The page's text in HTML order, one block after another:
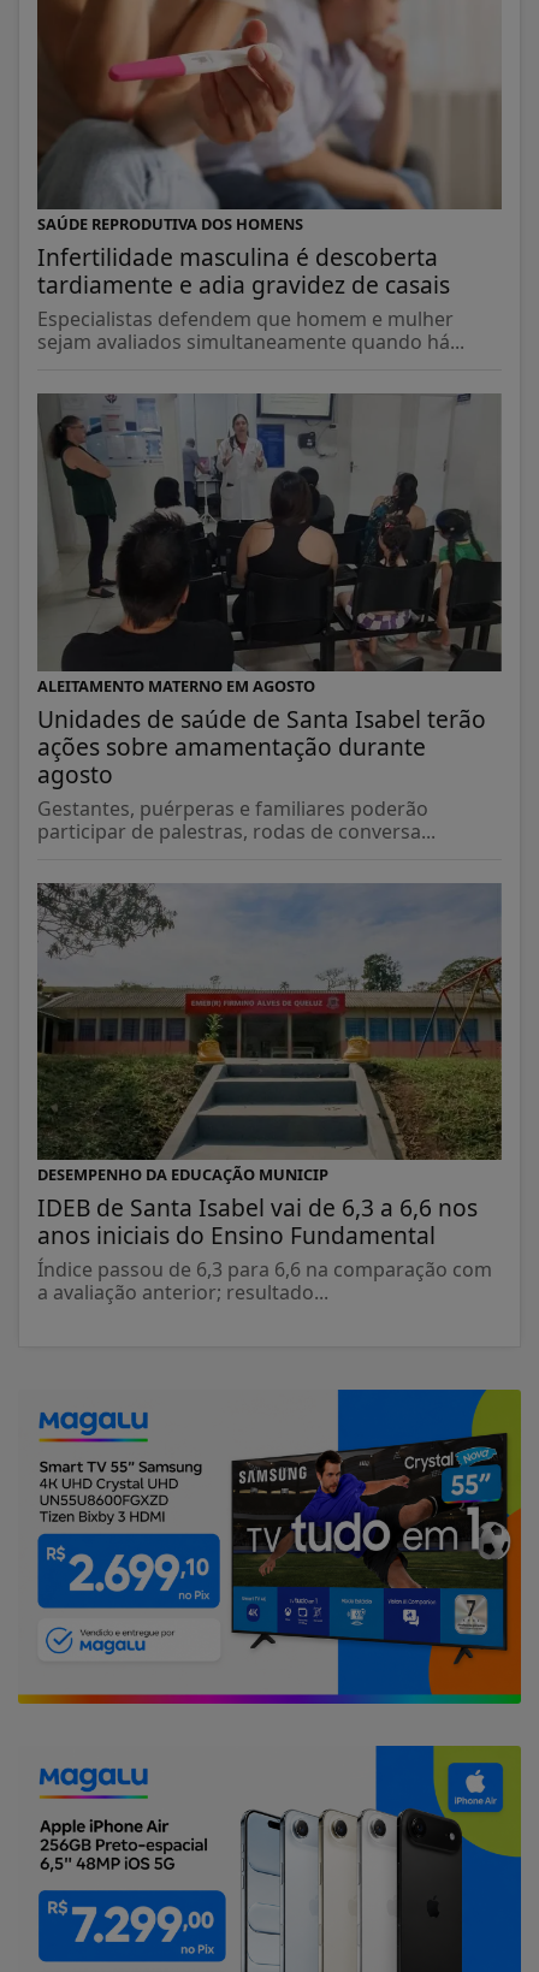
SAÚDE REPRODUTIVA DOS HOMENS
Infertilidade masculina é descoberta
tardiamente e adia gravidez de casais
Especialistas defendem que homem e mulher
sejam avaliados simultaneamente quando há...
ALEITAMENTO MATERNO EM AGOSTO
Unidades de saúde de Santa Isabel terão
ações sobre amamentação durante
agosto
Gestantes, puérperas e familiares poderão
participar de palestras, rodas de conversa...
DESEMPENHO DA EDUCAÇÃO MUNICIP
IDEB de Santa Isabel vai de 6,3 a 6,6 nos
anos iniciais do Ensino Fundamental
Índice passou de 6,3 para 6,6 na comparação com
a avaliação anterior; resultado...